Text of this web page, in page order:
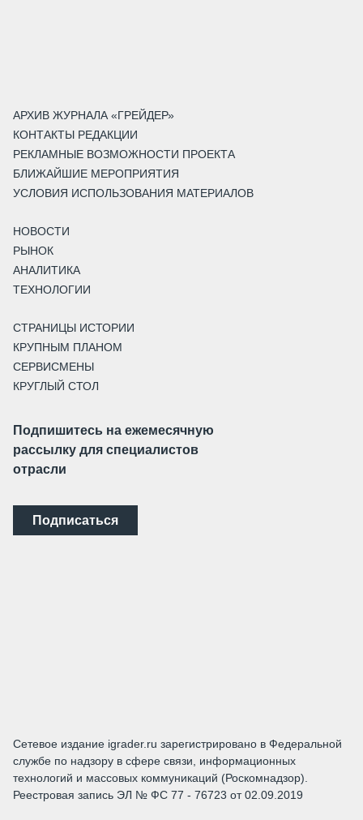
АРХИВ ЖУРНАЛА «ГРЕЙДЕР»
КОНТАКТЫ РЕДАКЦИИ
РЕКЛАМНЫЕ ВОЗМОЖНОСТИ ПРОЕКТА
БЛИЖАЙШИЕ МЕРОПРИЯТИЯ
УСЛОВИЯ ИСПОЛЬЗОВАНИЯ МАТЕРИАЛОВ
НОВОСТИ
РЫНОК
АНАЛИТИКА
ТЕХНОЛОГИИ
СТРАНИЦЫ ИСТОРИИ
КРУПНЫМ ПЛАНОМ
СЕРВИСМЕНЫ
КРУГЛЫЙ СТОЛ
Подпишитесь на ежемесячную
рассылку для специалистов
отрасли
Подписаться
Сетевое издание igrader.ru зарегистрировано в Федеральной
службе по надзору в сфере связи, информационных
технологий и массовых коммуникаций (Роскомнадзор).
Реестровая запись ЭЛ № ФС 77 - 76723 от 02.09.2019